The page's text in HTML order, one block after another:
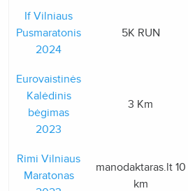
If Vilniaus
Pusmaratonis
2024
5K RUN
Eurovaistinės
Kalėdinis
bėgimas
2023
3 Km
Rimi Vilniaus
Maratonas
manodaktaras.lt 10
km